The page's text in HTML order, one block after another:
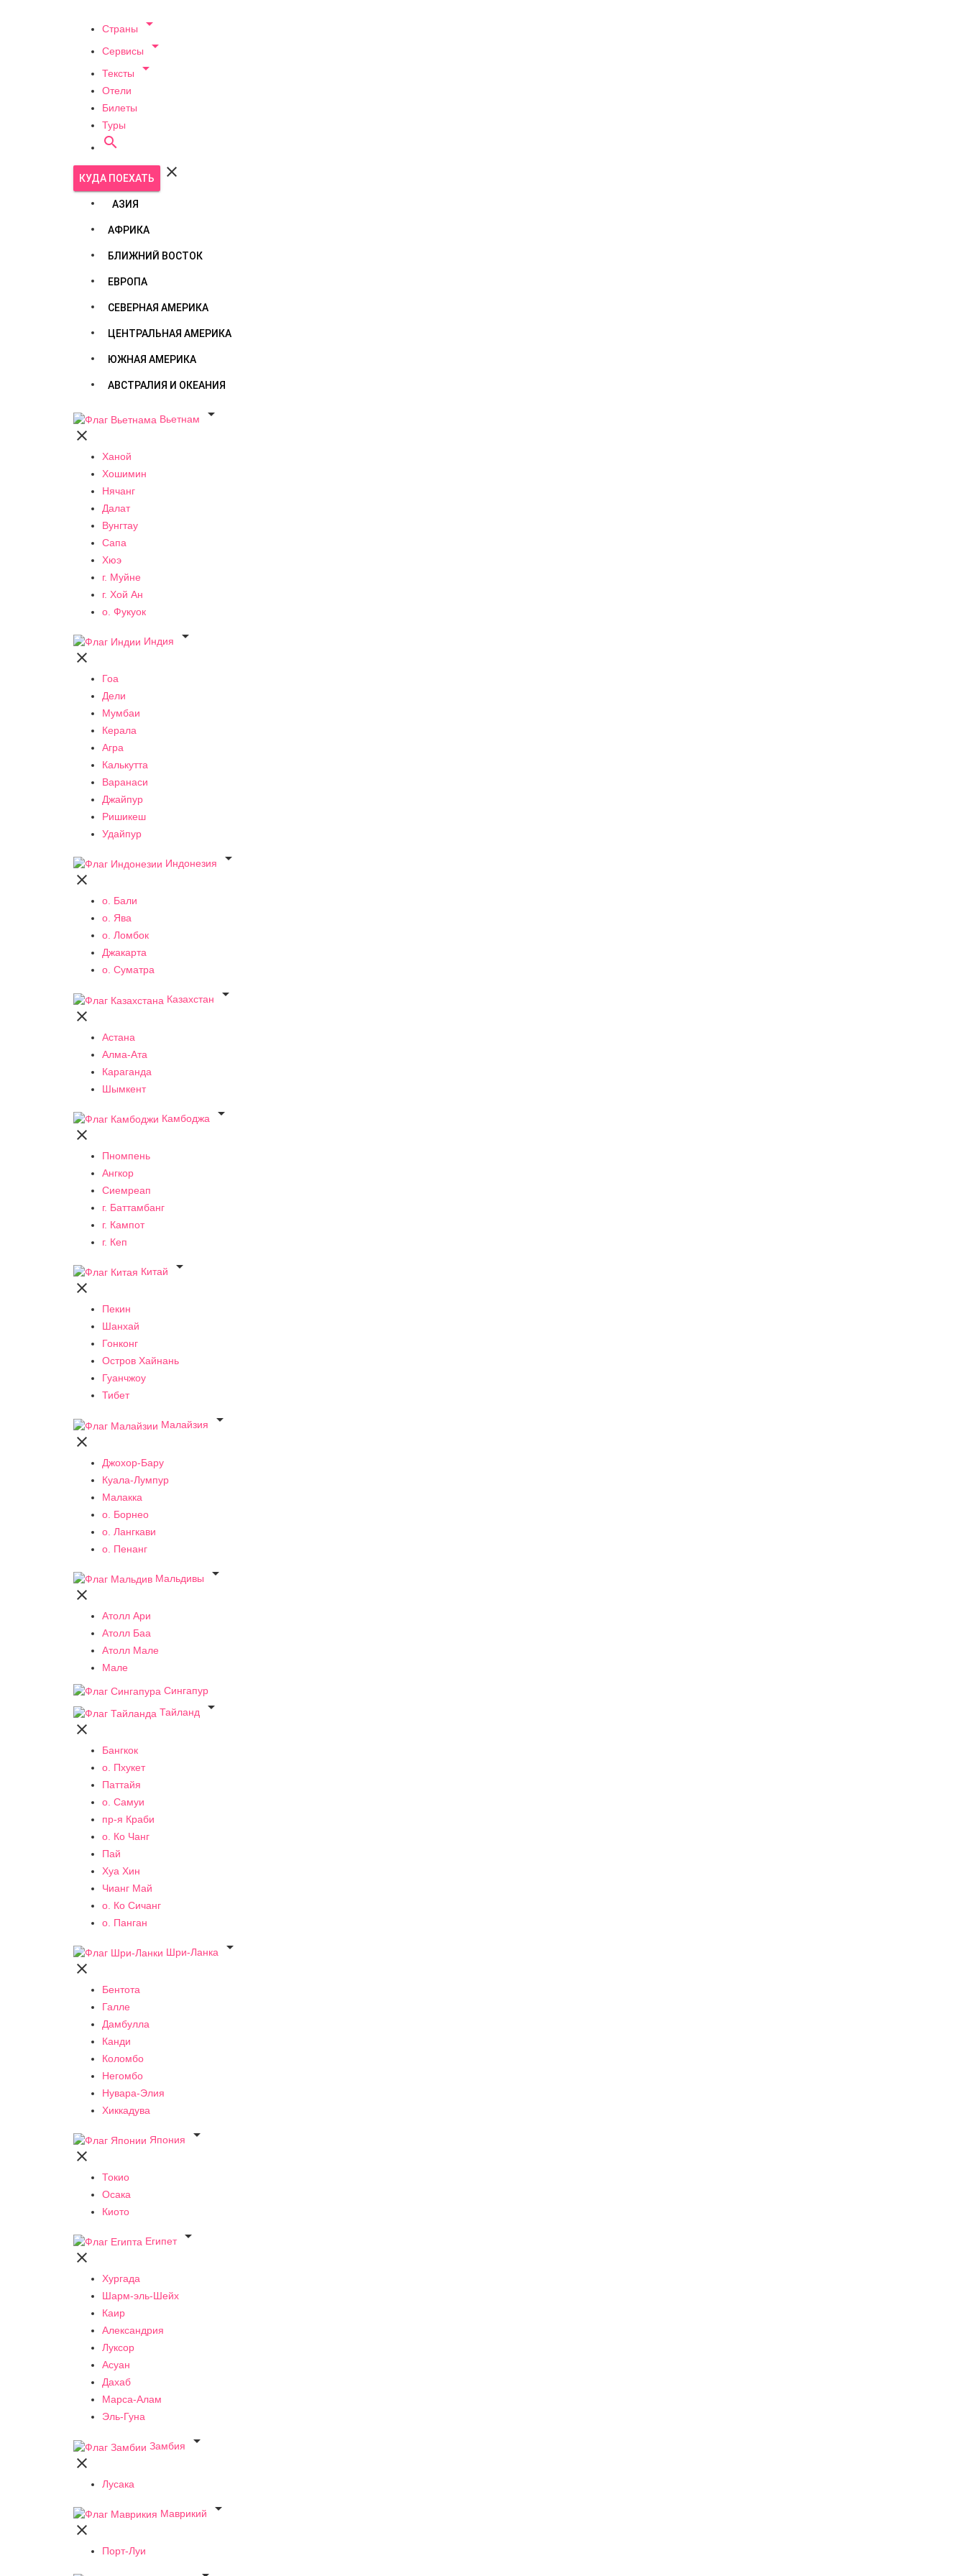
Страны 
Сервисы 
Тексты 
Отели
Билеты
Туры

КУДА ПОЕХАТЬ 
АЗИЯ
АФРИКА
БЛИЖНИЙ ВОСТОК
ЕВРОПА
СЕВЕРНАЯ АМЕРИКА
ЦЕНТРАЛЬНАЯ АМЕРИКА
ЮЖНАЯ АМЕРИКА
АВСТРАЛИЯ И ОКЕАНИЯ
Вьетнам


Ханой
Хошимин
Нячанг
Далат
Вунгтау
Сапа
Хюэ
г. Муйне
г. Хой Ан
о. Фукуок
Индия


Гоа
Дели
Мумбаи
Керала
Агра
Калькутта
Варанаси
Джайпур
Ришикеш
Удайпур
Индонезия


о. Бали
о. Ява
о. Ломбок
Джакарта
о. Суматра
Казахстан


Астана
Алма-Ата
Караганда
Шымкент
Камбоджа


Пномпень
Ангкор
Сиемреап
г. Баттамбанг
г. Кампот
г. Кеп
Китай


Пекин
Шанхай
Гонконг
Остров Хайнань
Гуанчжоу
Тибет
Малайзия


Джохор-Бару
Куала-Лумпур
Малакка
о. Борнео
о. Лангкави
о. Пенанг
Мальдивы


Атолл Ари
Атолл Баа
Атолл Мале
Мале
Сингапур
Тайланд


Бангкок
о. Пхукет
Паттайя
о. Самуи
пр-я Краби
о. Ко Чанг
Пай
Хуа Хин
Чианг Май
о. Ко Сичанг
о. Панган
Шри-Ланка


Бентота
Галле
Дамбулла
Канди
Коломбо
Негомбо
Нувара-Элия
Хиккадува
Япония


Токио
Осака
Киото
Египет


Хургада
Шарм-эль-Шейх
Каир
Александрия
Луксор
Асуан
Дахаб
Марса-Алам
Эль-Гуна
Замбия


Лусака
Маврикий


Порт-Луи